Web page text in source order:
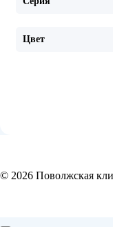
Цвет
© 2026 Поволжская